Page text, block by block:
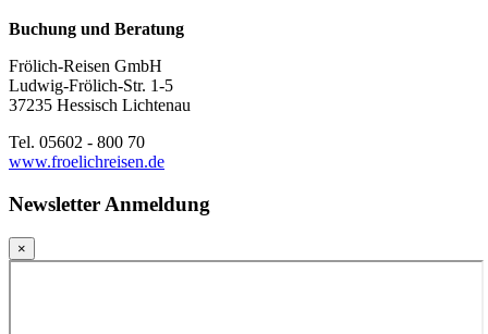
Buchung und Beratung
Frölich-Reisen GmbH
Ludwig-Frölich-Str. 1-5
37235 Hessisch Lichtenau
Tel. 05602 - 800 70
www.froelichreisen.de
Newsletter Anmeldung
×